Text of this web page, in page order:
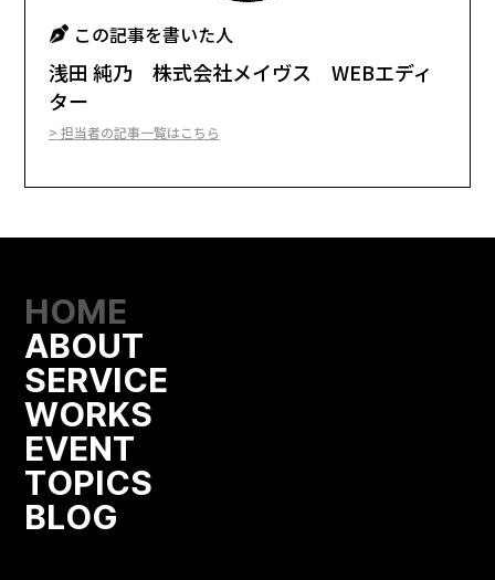
この記事を書いた人
浅田 純乃 株式会社メイヴス WEBエディ
ター
> 担当者の記事一覧はこちら
HOME
ABOUT
SERVICE
WORKS
EVENT
TOPICS
BLOG